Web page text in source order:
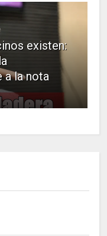
existen:
a la nota